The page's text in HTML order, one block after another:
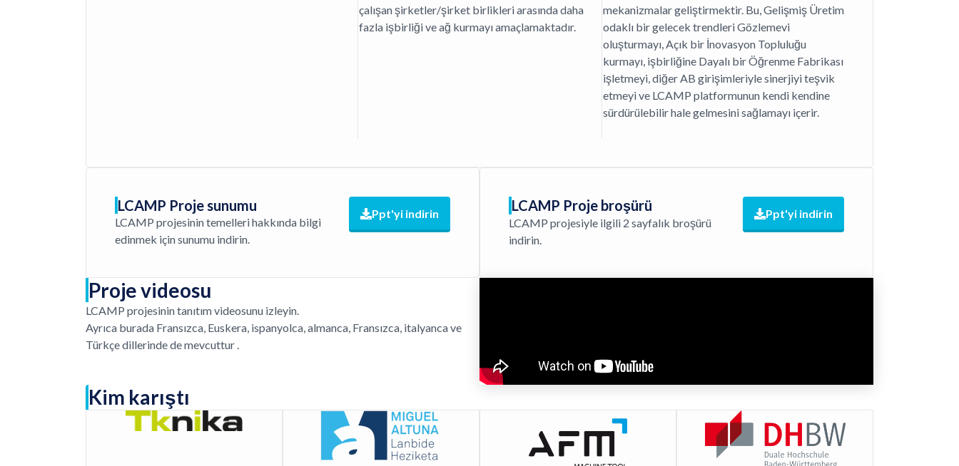
çalışan şirketler/şirket birlikleri arasında daha
fazla işbirliği ve ağ kurmayı amaçlamaktadır.
mekanizmalar geliştirmektir. Bu, Gelişmiş Üretim
odaklı bir gelecek trendleri Gözlemevi
oluşturmayı, Açık bir İnovasyon Topluluğu
kurmayı, işbirliğine Dayalı bir Öğrenme Fabrikası
işletmeyi, diğer AB girişimleriyle sinerjiyi teşvik
etmeyi ve LCAMP platformunun kendi kendine
sürdürülebilir hale gelmesini sağlamayı içerir.
LCAMP Proje sunumu
LCAMP projesinin temelleri hakkında bilgi
edinmek için sunumu indirin.
Ppt'yi indirin LCAMP Proje broşürü
LCAMP projesiyle ilgili 2 sayfalık broşürü
indirin.
Ppt'yi indirin
Proje videosu
LCAMP projesinin tanıtım videosunu izleyin.
Ayrıca burada Fransızca, Euskera, ispanyolca, almanca, Fransızca, italyanca ve
Türkçe dillerinde de mevcuttur .
Kim karıştı